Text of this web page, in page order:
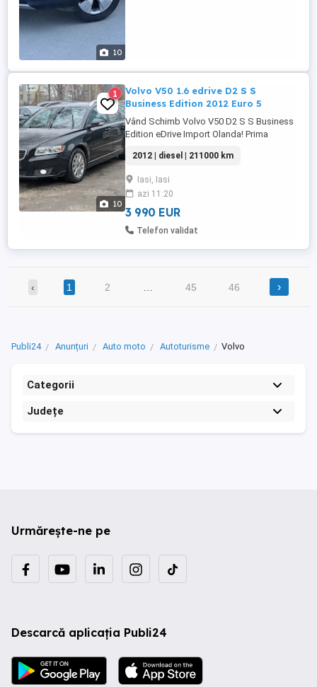
10
10
1
Volvo V50 1.6 edrive D2 S S
Business Edition 2012 Euro 5
Vând Schimb Volvo V50 D2 S S Business
Edition eDrive Import Olanda! Prima
eDrive Putere:84 KW 114 CP Combustibil:
Motorină Normă de poluare: Euro 5 Km
211000 Dotări: *climatizare două zone *4x
geamuri electrice *oglinzi electrice
*închidere centralizată ...
2012 | diesel | 211000 km
Iasi, Iasi
azi 11:20
3 990 EUR
Telefon validat
‹ 1 2 45 46 ›
Publi24 Anunțuri Auto moto Autoturisme Volvo
Categorii
Județe
Urmărește-ne pe
Descarcă aplicația Publi24